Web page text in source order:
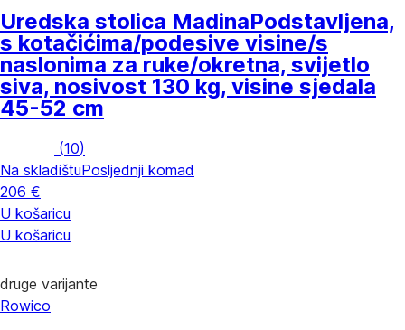
Uredska stolica MadinaPodstavljena,
s kotačićima/podesive visine/s
naslonima za ruke/okretna, svijetlo
siva, nosivost 130 kg, visine sjedala
45-52 cm
(10)
Na skladištuPosljednji komad
206 €
U košaricu
U košaricu
druge varijante
Rowico